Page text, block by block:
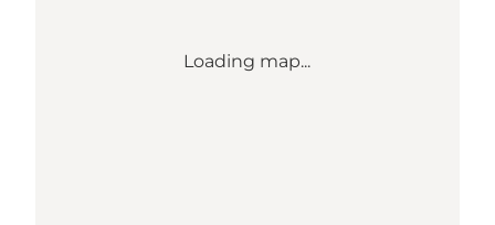
Loading map...